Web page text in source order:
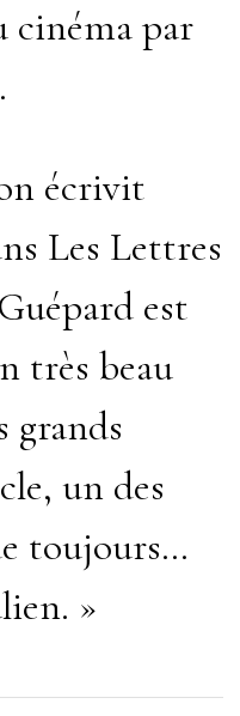
cinéma par
écrivit
Les Lettres
est
très beau
grands
un des
toujours…
»